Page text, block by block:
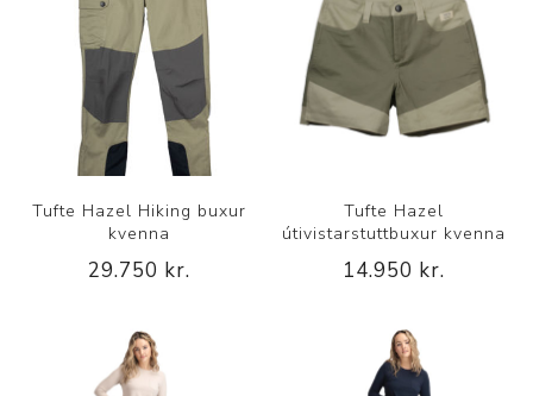
Tufte Hazel Hiking buxur
kvenna
29.750 kr.
Tufte Hazel
útivistarstuttbuxur kvenna
14.950 kr.